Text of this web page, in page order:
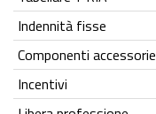
Indennità fisse
Componenti accessorie
Incentivi